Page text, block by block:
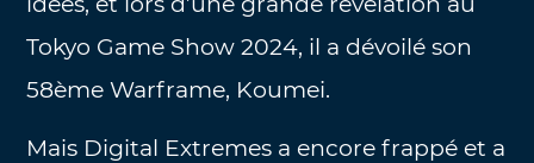
Tokyo Game Show 2024, il a dévoilé son
58ème Warframe, Koumei.
Mais Digital Extremes a encore frappé et a